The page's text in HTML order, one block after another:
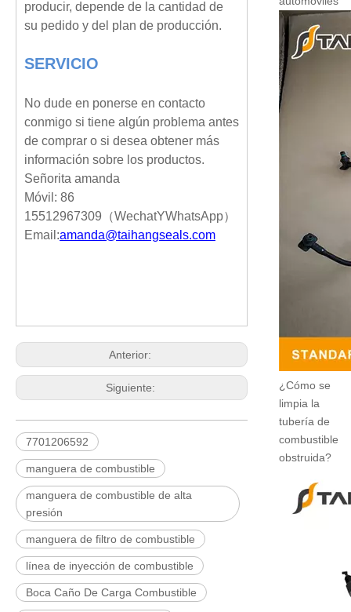
producir, depende de la cantidad de
su pedido y del plan de producción.
SERVICIO
No dude en ponerse en contacto
conmigo si tiene algún problema antes
de comprar o si desea obtener más
información sobre los productos.
Señorita amanda
Móvil: 86
15512967309 （WechatYWhatsApp）
Email:amanda@taihangseals.com
Anterior:
Siguiente:
7701206592
manguera de combustible
manguera de combustible de alta
presión
manguera de filtro de combustible
línea de inyección de combustible
Boca Caño De Carga Combustible
¿Cómo se
limpia la
tubería de
combustible
obstruida?